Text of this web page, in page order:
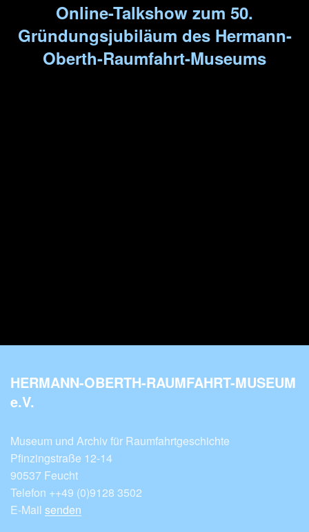
Online-Talkshow zum 50.
Gründungsjubiläum des Hermann-
Oberth-Raumfahrt-Museums
HERMANN-OBERTH-RAUMFAHRT-MUSEUM
e.V.
Museum und Archiv für Raumfahrtgeschichte
Pfinzingstraße 12-14
90537 Feucht
Telefon ++49 (0)9128 3502
E-Mail senden